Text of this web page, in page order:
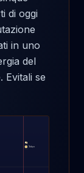
di oggi
in uno
del
Evitali se
#3
Tokyo